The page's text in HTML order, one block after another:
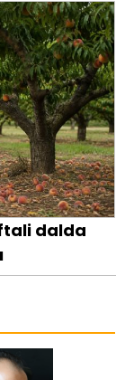
dalda